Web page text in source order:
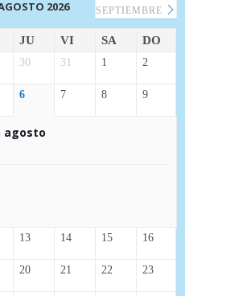
2026 SEPTIEMBRE
JU VI SA DO
30 31 1 2
6 7 8 9
agosto
13 14 15 16
20 21 22 23